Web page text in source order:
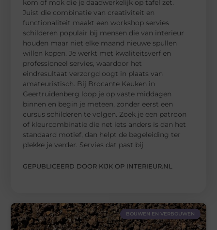
kom of mok die je daadwerkelijk op tafel zet.
Juist die combinatie van creativiteit en
functionaliteit maakt een workshop servies
schilderen populair bij mensen die van interieur
houden maar niet elke maand nieuwe spullen
willen kopen. Je werkt met kwaliteitsverf en
professioneel servies, waardoor het
eindresultaat verzorgd oogt in plaats van
amateuristisch. Bij Brocante Keuken in
Geertruidenberg loop je op vaste middagen
binnen en begin je meteen, zonder eerst een
cursus schilderen te volgen. Zoek je een patroon
of kleurcombinatie die net iets anders is dan het
standaard motief, dan helpt de begeleiding ter
plekke je verder. Servies dat past bij
GEPUBLICEERD DOOR KIJK OP INTERIEUR.NL
BOUWEN EN VERBOUWEN